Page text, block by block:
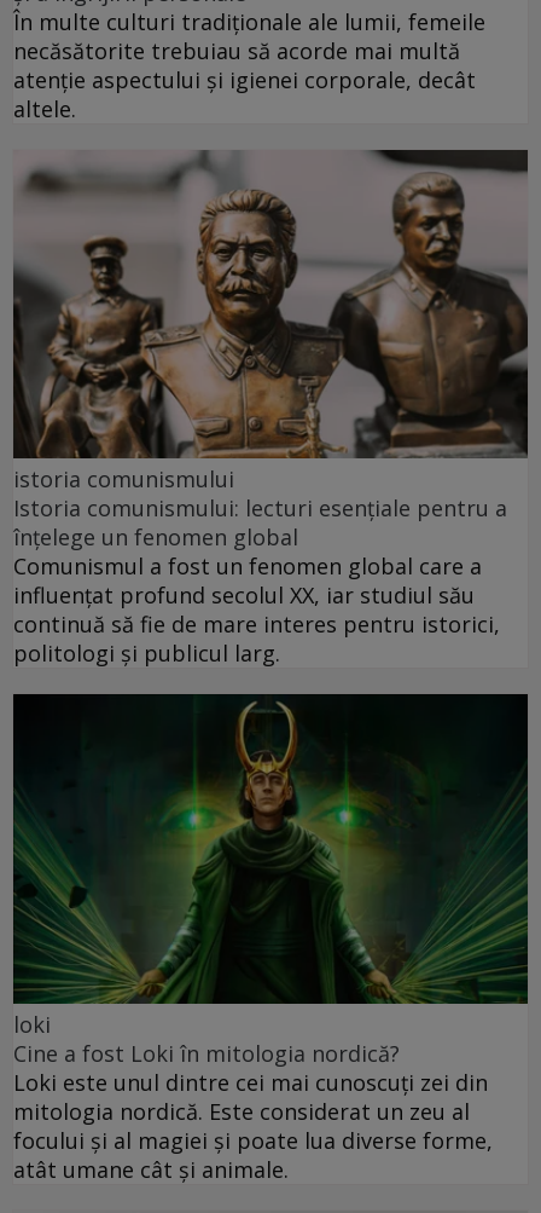
În multe culturi tradiționale ale lumii, femeile
necăsătorite trebuiau să acorde mai multă
atenție aspectului și igienei corporale, decât
altele.
istoria comunismului
Istoria comunismului: lecturi esențiale pentru a
înțelege un fenomen global
Comunismul a fost un fenomen global care a
influențat profund secolul XX, iar studiul său
continuă să fie de mare interes pentru istorici,
politologi și publicul larg.
loki
Cine a fost Loki în mitologia nordică?
Loki este unul dintre cei mai cunoscuți zei din
mitologia nordică. Este considerat un zeu al
focului și al magiei și poate lua diverse forme,
atât umane cât și animale.